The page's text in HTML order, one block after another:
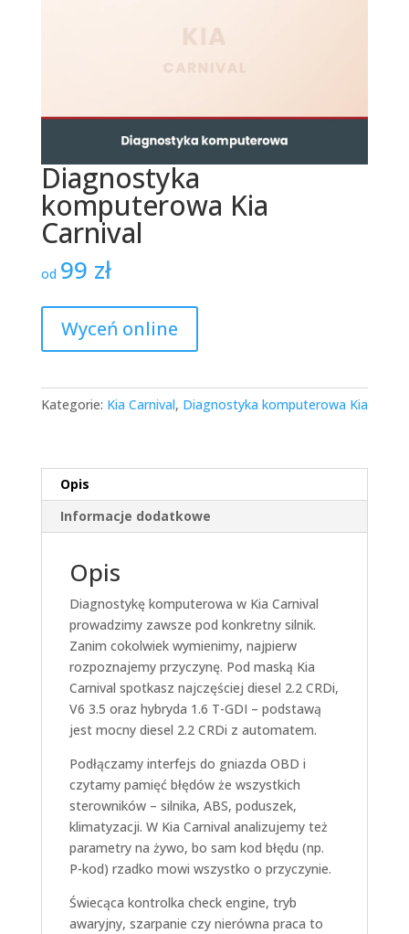
Diagnostyka
komputerowa Kia
Carnival
od 99 zł
Wyceń online
Kategorie: Kia Carnival, Diagnostyka komputerowa Kia
Opis
Informacje dodatkowe
Opis
Diagnostykę komputerowa w Kia Carnival
prowadzimy zawsze pod konkretny silnik.
Zanim cokolwiek wymienimy, najpierw
rozpoznajemy przyczynę. Pod maską Kia
Carnival spotkasz najczęściej diesel 2.2 CRDi,
V6 3.5 oraz hybryda 1.6 T-GDI – podstawą
jest mocny diesel 2.2 CRDi z automatem.
Podłączamy interfejs do gniazda OBD i
czytamy pamięć błędów że wszystkich
sterowników – silnika, ABS, poduszek,
klimatyzacji. W Kia Carnival analizujemy też
parametry na żywo, bo sam kod błędu (np.
P-kod) rzadko mowi wszystko o przyczynie.
Świecąca kontrolka check engine, tryb
awaryjny, szarpanie czy nierówna praca to